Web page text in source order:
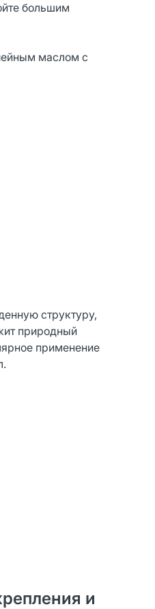
большим
маслом с
структуру,
природный
применение
и